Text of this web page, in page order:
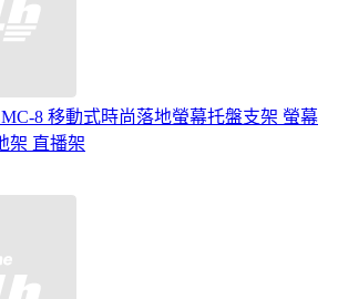
8 移動式時尚落地螢幕托盤支架 螢幕
架 直播架